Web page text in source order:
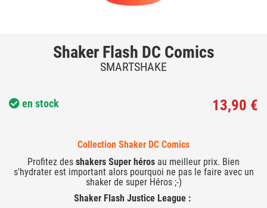
Shaker Flash DC Comics
SMARTSHAKE
13,90 €
Collection Shaker DC Comics
Profitez des shakers Super héros au meilleur prix. Bien
s'hydrater est important alors pourquoi ne pas le faire avec un
shaker de super Héros ;-)
Shaker Flash Justice League :
en stock